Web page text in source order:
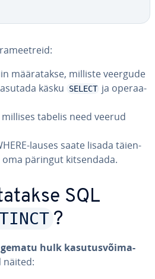
mää­ra­takse, milliste veergude
käsku
SELECT ja ope­raa­
tabelis need veerud
lauses saate lisada täien­
päringut kit­sen­dada.
SQL
?
hulk ka­su­tus­või­ma­
näited: